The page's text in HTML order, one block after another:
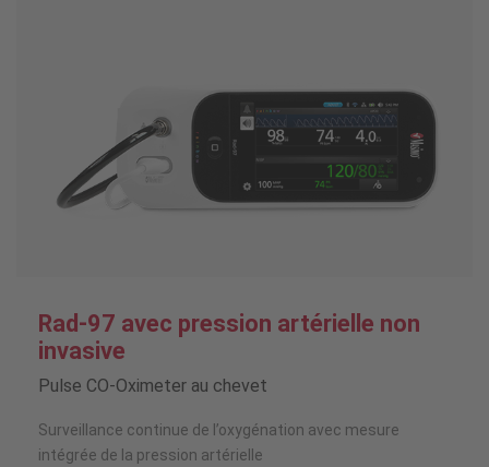
Rad-97 avec pression artérielle non
invasive
Pulse CO-Oximeter au chevet
Surveillance continue de l’oxygénation avec mesure
intégrée de la pression artérielle